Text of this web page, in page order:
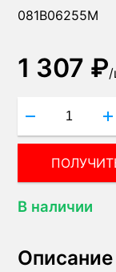
081B06255M
1 307 ₽/
В наличии
Описание